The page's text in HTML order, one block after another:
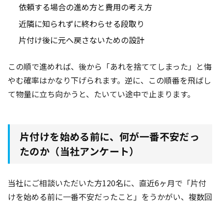
依頼する場合の進め方と費用の考え方
近隣に知られずに終わらせる段取り
片付け後に元へ戻さないための設計
この順で進めれば、後から「あれを捨ててしまった」と悔
やむ確率はかなり下げられます。逆に、この順番を飛ばし
て物量に立ち向かうと、たいてい途中で止まります。
片付けを始める前に、何が一番不安だっ
たのか（当社アンケート）
当社にご相談いただいた方120名に、直近6ヶ月で「片付
けを始める前に一番不安だったこと」をうかがい、複数回